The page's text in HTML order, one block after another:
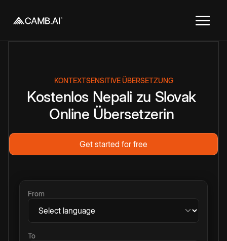
KONTEXTSENSITIVE ÜBERSETZUNG
Kostenlos Nepali zu Slovak
Online Übersetzerin
Get started for free
From
To